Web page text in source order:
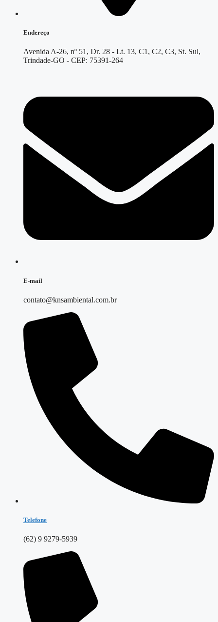
Endereço
Avenida A-26, nº 51, Dr. 28 - Lt. 13, C1, C2, C3, St. Sul,
Trindade-GO - CEP: 75391-264
E-mail
contato@knsambiental.com.br
Telefone
(62) 9 9279-5939